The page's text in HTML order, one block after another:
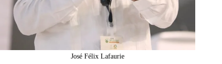
José Félix Lafaurie